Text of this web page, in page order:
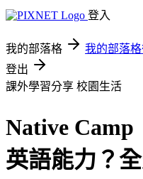
登入
我的部落格 我的部落
登出
課外學習分享 校園生活
Native Camp
英語能力？